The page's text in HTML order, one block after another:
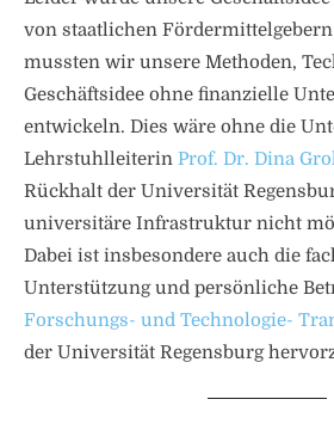
von staatlichen
mussten wir unsere Methoden,
Geschäftsidee ohne finanzielle
entwickeln. Dies wäre ohne die
Lehrstuhlleiterin Prof. Dr. Dina
Rückhalt der Universität
universitäre Infrastruktur nicht
Dabei ist insbesondere auch die
Unterstützung und persönliche
Forschungs- und Technologie-
der Universität Regensburg